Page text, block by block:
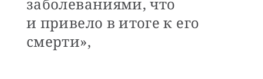
заболеваниями, что
и привело в итоге к его
смерти»,